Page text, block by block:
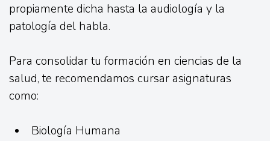
propiamente dicha hasta la audiología y la
patología del habla.
Para consolidar tu formación en ciencias de la
salud, te recomendamos cursar asignaturas
como:
Biología Humana